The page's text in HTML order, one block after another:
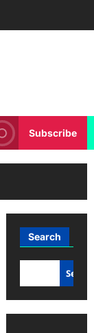
Subscribe
Search